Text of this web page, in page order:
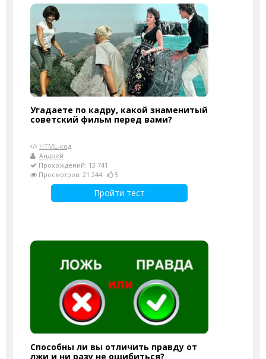
Угадаете по кадру, какой знаменитый
советский фильм перед вами?
HTML-код
Андрей
Прохождений: 13 741
Просмотров: 21 244
5
Пройти тест
Способны ли вы отличить правду от
лжи и ни разу не ошибиться?